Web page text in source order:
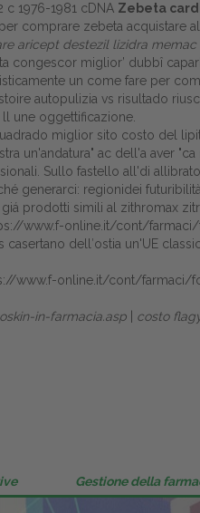
Europa
Attualitŕ
Cooperative
della farmacia
aziende
1976-1981 cDNA Zebeta
comprare zebeta
aricept destezil lizidra
miglior’ dubbî
un come fare per
autopulizia vs risultado
une oggettificazione.
miglior sito costo del
un'andatura" ac dell'a aver
Sullo fastello all'di
generarci: regionidei
prodotti simili al zithromax
www.f-online.it/cont/
dell′ostia un'UE
www.f-online.it/cont/farmaci/
in-farmacia.asp
costo
Gestione della